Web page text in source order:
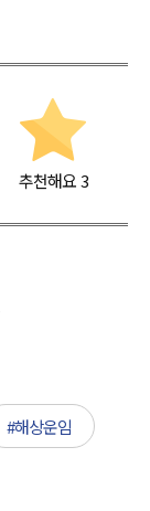
추천해요 3
#해상운임